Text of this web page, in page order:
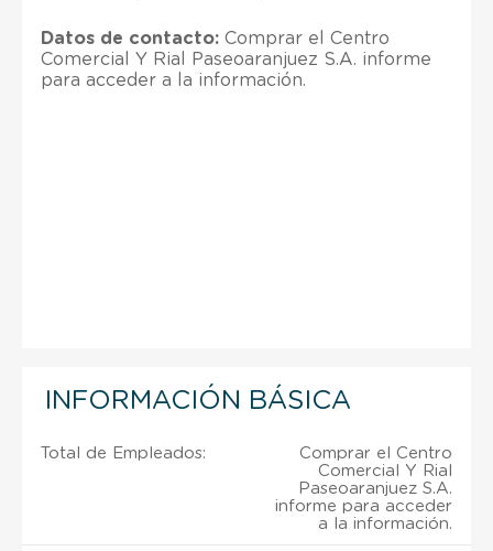
Datos de contacto: Comprar el Centro
Comercial Y Rial Paseoaranjuez S.A. informe
para acceder a la información.
INFORMACIÓN BÁSICA
Total de Empleados:
Comprar el Centro
Comercial Y Rial
Paseoaranjuez S.A.
informe para acceder
a la información.